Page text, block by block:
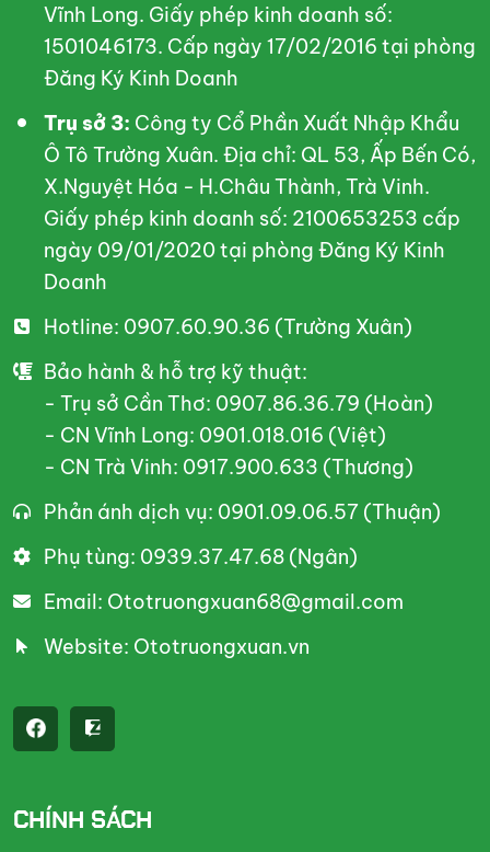
Vĩnh Long. Giấy phép kinh doanh số:
1501046173. Cấp ngày 17/02/2016 tại phòng
Đăng Ký Kinh Doanh
Trụ sở 3: Công ty Cổ Phần Xuất Nhập Khẩu
Ô Tô Trường Xuân. Địa chỉ: QL 53, Ấp Bến Có,
X.Nguyệt Hóa - H.Châu Thành, Trà Vinh.
Giấy phép kinh doanh số: 2100653253 cấp
ngày 09/01/2020 tại phòng Đăng Ký Kinh
Doanh
Hotline: 0907.60.90.36 (Trường Xuân)
Bảo hành & hỗ trợ kỹ thuật:
- Trụ sở Cần Thơ: 0907.86.36.79 (Hoàn)
- CN Vĩnh Long: 0901.018.016 (Việt)
- CN Trà Vinh: 0917.900.633 (Thương)
Phản ánh dịch vụ: 0901.09.06.57 (Thuận)
Phụ tùng: 0939.37.47.68 (Ngân)
Email: Ototruongxuan68@gmail.com
Website: Ototruongxuan.vn
CHÍNH SÁCH